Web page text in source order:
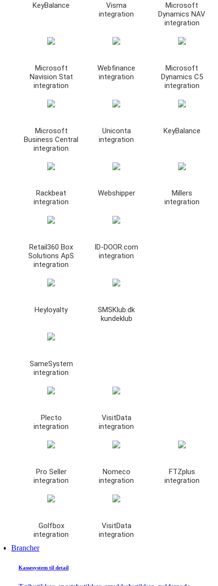
KeyBalance
Visma
integration
Microsoft
Dynamics NAV
integration
Microsoft
Navision Stat
integration
Webfinance
integration
Microsoft
Dynamics C5
integration
Microsoft
Business Central
integration
Uniconta
integration
KeyBalance
Rackbeat
integration
Webshipper
Millers
integration
Retail360 Box
Solutions ApS
integration
ID-DOOR.com
integration
Heyloyalty
SMSKlub.dk
kundeklub
SameSystem
integration
Plecto
integration
VisitData
integration
Pro Seller
integration
Nomeco
integration
FTZplus
integration
Golfbox
integration
VisitData
integration
Brancher
Kassesystem til detail